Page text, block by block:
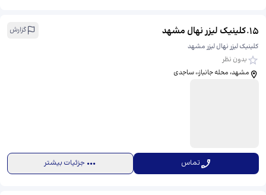
15
.کلینیک لیزر نهال مشهد
گزارش
کلینیک لیزر نهال لیزر مشهد
بدون نظر
مشهد، محله جانباز،، ​ساجدی
تماس جزئیات بیشتر